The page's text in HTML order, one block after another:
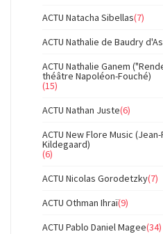
ACTU Natacha Sibellas(7)
ACTU Nathalie de Baudry
ACTU Nathalie Ganem
théâtre Napoléon-Fouché)
(15)
ACTU Nathan Juste(6)
ACTU New Flore Music
Kildegaard)
(6)
ACTU Nicolas Gorodetzky(7)
ACTU Othman Ihraï(9)
ACTU Pablo Daniel Magee(34)